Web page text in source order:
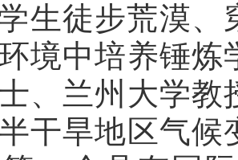
生徒步荒漠、
境中培养锤
、兰州大学教
干旱地区气候